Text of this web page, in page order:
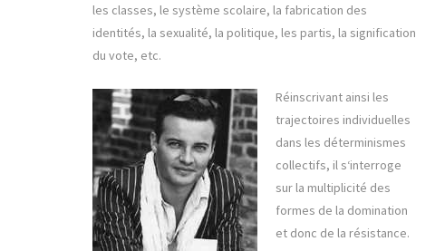
les classes, le système scolaire, la fabrication des
identités, la sexualité, la politique, les partis, la signification
du vote, etc.
Réinscrivant ainsi les
trajectoires individuelles
dans les déterminismes
collectifs, il s‘interroge
sur la multiplicité des
formes de la domination
et donc de la résistance.